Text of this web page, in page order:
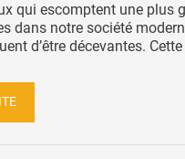
qui escomptent une plus
dans notre société
d’être décevantes.